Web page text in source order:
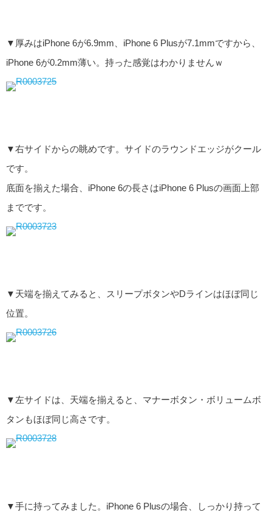
▼厚みはiPhone 6が6.9mm、iPhone 6 Plusが7.1mmですから、
iPhone 6が0.2mm薄い。持った感覚はわかりませんｗ
▼右サイドからの眺めです。サイドのラウンドエッジがクール
です。
底面を揃えた場合、iPhone 6の長さはiPhone 6 Plusの画面上部
までです。
▼天端を揃えてみると、スリープボタンやDラインはほぼ同じ
位置。
▼左サイドは、天端を揃えると、マナーボタン・ボリュームボ
タンもほぼ同じ高さです。
▼手に持ってみました。iPhone 6 Plusの場合、しっかり持って